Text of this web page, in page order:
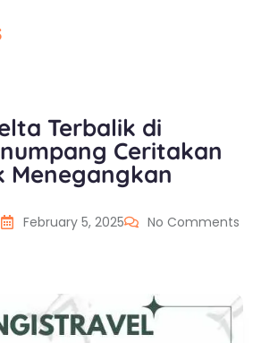
Terbalik di
Ceritakan
Menegangkan
February 5, 2025 No Comments